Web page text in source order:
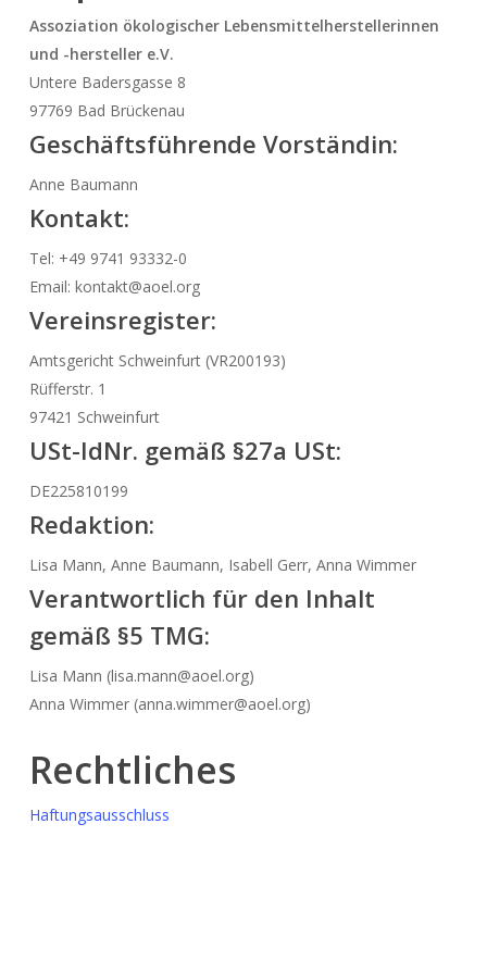
Betrachtung von möglichen
Kontaminationen/Risiken für Bio-
Rohstoffe und Umgang damit
Boden, Humusaufbau
Mikrobiomforschung
Auseinandersetzung mit GVO-Themen
Assoziation ökologischer Lebensmittelherstellerinnen
und -hersteller e.V.
Untere Badersgasse 8
97769 Bad Brückenau
Geschäftsführende Vorständin:
Anne Baumann
Kontakt:
Tel: +49 9741 93332-0
Email: kontakt@aoel.org
Vereinsregister:
Amtsgericht Schweinfurt (VR200193)
Rüfferstr. 1
97421 Schweinfurt
USt-IdNr. gemäß §27a USt:
DE225810199
Redaktion:
Lisa Mann, Anne Baumann, Isabell Gerr, Anna Wimmer
Verantwortlich für den Inhalt
gemäß §5 TMG:
Lisa Mann (lisa.mann@aoel.org)
Anna Wimmer (anna.wimmer@aoel.org)
Rechtliches
Haftungsausschluss